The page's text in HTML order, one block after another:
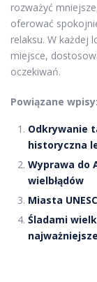
rozważyć
oferować
relaksu. W każdej
miejsce,
oczekiwań.
Powiązane wpisy:
Odkrywanie
historyczna
Wyprawa do
wielbłądów
Miasta
Śladami